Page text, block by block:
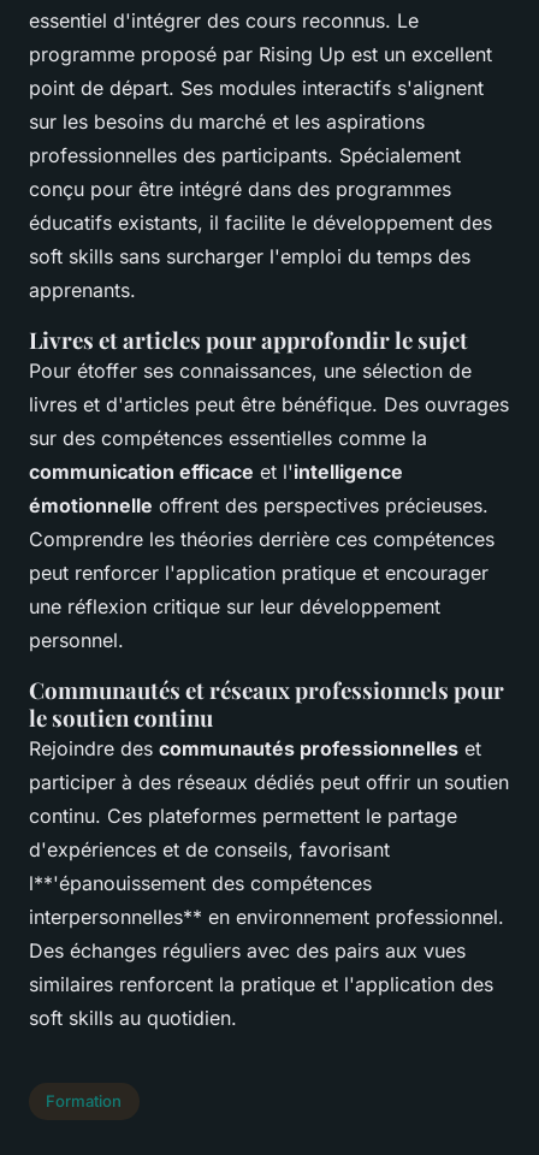
essentiel d'intégrer des cours reconnus. Le
programme proposé par Rising Up est un excellent
point de départ. Ses modules interactifs s'alignent
sur les besoins du marché et les aspirations
professionnelles des participants. Spécialement
conçu pour être intégré dans des programmes
éducatifs existants, il facilite le développement des
soft skills sans surcharger l'emploi du temps des
apprenants.
Livres et articles pour approfondir le sujet
Pour étoffer ses connaissances, une sélection de
livres et d'articles peut être bénéfique. Des ouvrages
sur des compétences essentielles comme la
communication efficace et l'intelligence
émotionnelle offrent des perspectives précieuses.
Comprendre les théories derrière ces compétences
peut renforcer l'application pratique et encourager
une réflexion critique sur leur développement
personnel.
Communautés et réseaux professionnels pour
le soutien continu
Rejoindre des communautés professionnelles et
participer à des réseaux dédiés peut offrir un soutien
continu. Ces plateformes permettent le partage
d'expériences et de conseils, favorisant
l**'épanouissement des compétences
interpersonnelles** en environnement professionnel.
Des échanges réguliers avec des pairs aux vues
similaires renforcent la pratique et l'application des
soft skills au quotidien.
Formation